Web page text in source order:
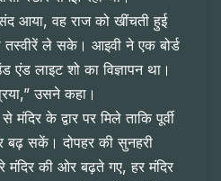
आया, वह राज को खींचती हुई
ले सके। आइवी ने एक बोर्ड
लाइट शो का विज्ञापन था।
उसने कहा।
के द्वार पर मिले ताकि पूर्वी
सकें। दोपहर की सुनहरी
मंदिर की ओर बढ़ते गए, हर मंदिर